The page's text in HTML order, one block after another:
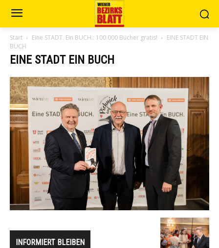
Start Eine STADT. Ein BUCH.: 100.000 Bücher gratis!
EINE STADT EIN
BUCH
EINE STADT EIN BUCH
INFORMIERT BLEIBEN